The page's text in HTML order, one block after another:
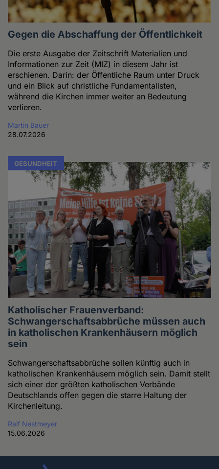
Gegen die Abschaffung der Öffentlichkeit
Die erste Ausgabe der Zeitschrift Materialien und
Informationen zur Zeit (MIZ) in diesem Jahr ist
erschienen. Darin: der Öffentliche Raum unter Druck
und ein Blick auf christliche Fundamentalisten,
während die Kirchen immer weiter an Bedeutung
verlieren.
Martin Bauer
28.07.2026
GESUNDHEIT
Katholischer Frauenverband:
Schwangerschaftsabbrüche müssen auch
in katholischen Krankenhäusern möglich
sein
Schwangerschaftsabbrüche sollen künftig auch in
katholischen Krankenhäusern möglich sein. Damit stellt
sich einer der größten katholischen Verbände
Deutschlands offen gegen die starre Haltung der
Kirchenleitung.
Ralf Nestmeyer
15.06.2026